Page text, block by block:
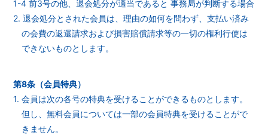
1-4 前3号の他、退会処分が適当であると 事務局が判断する場合
2. 退会処分とされた会員は、理由の如何を問わず、支払い済み
の会費の返還請求および損害賠償請求等の一切の権利行使は
できないものとします。
第8条（会員特典）
1. 会員は次の各号の特典を受けることができるものとします。
但し、無料会員については一部の会員特典を受けることがで
きません。